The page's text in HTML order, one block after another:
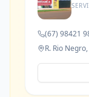
(67) 98421
R. Rio